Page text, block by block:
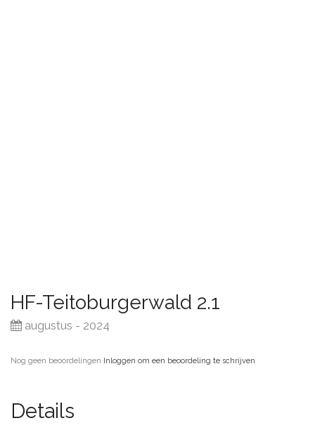
HF-Teitoburgerwald 2.1
augustus - 2024
Nog geen beoordelingen·Inloggen om een beoordeling te schrijven
Details